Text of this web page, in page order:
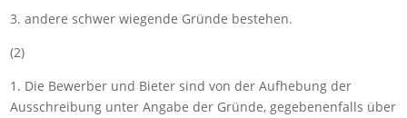
3. andere schwer wiegende Gründe bestehen.
(2)
1. Die Bewerber und Bieter sind von der Aufhebung der
Ausschreibung unter Angabe der Gründe, gegebenenfalls über